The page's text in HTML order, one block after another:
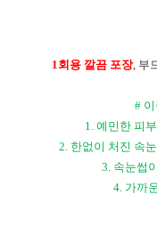
1회용 깔끔 포장, 부
#
1. 예민한 피
2. 한없이 처진 속
3. 속눈썹
4. 가까